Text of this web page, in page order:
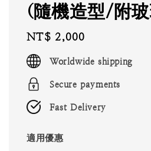
(隨機造型/附
Regular
price
NT$ 2,000
Worldwide shipping
Secure payments
Fast Delivery
適用優惠